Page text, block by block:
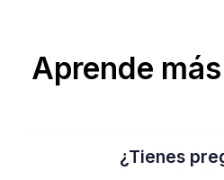
Aprende
¿Tienes